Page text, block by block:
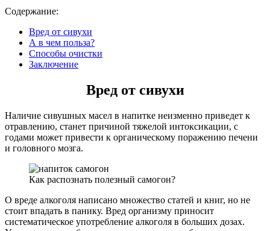
Содержание:
Вред от сивухи
А в чем польза?
Способы очистки
Заключение
Вред от сивухи
Наличие сивушных масел в напитке неизменно приведет к
отравлению, станет причиной тяжелой интоксикации, с
годами может привести к органическому поражению печени
и головного мозга.
Как распознать полезный самогон?
О вреде алкоголя написано множество статей и книг, но не
стоит впадать в панику. Вред организму приносит
систематическое употребление алкоголя в больших дозах.